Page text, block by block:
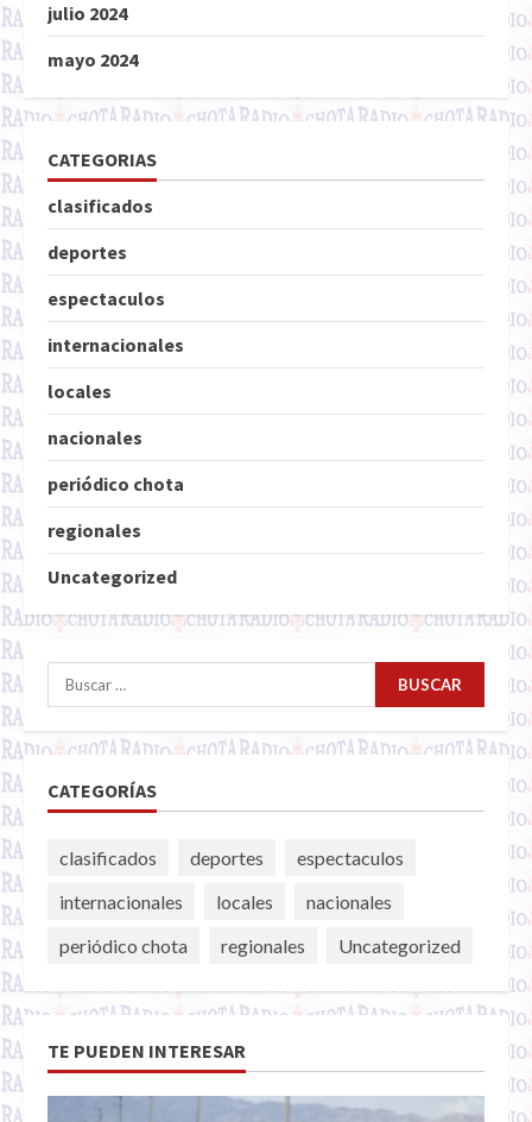
julio 2024
mayo 2024
CATEGORIAS
clasificados
deportes
espectaculos
internacionales
locales
nacionales
periódico chota
regionales
Uncategorized
Buscar:
CATEGORÍAS
clasificados deportes
espectaculos
internacionales
locales
nacionales
periódico chota
regionales Uncategorized
TE PUEDEN INTERESAR